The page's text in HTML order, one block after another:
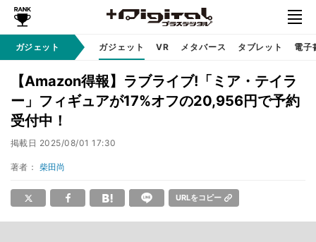
ガジェット ガジェット VR メタバース タブレット 電子
【Amazon得報】ラブライブ!「ミア・テイラ
ー」フィギュアが17%オフの20,956円で予約
受付中！
掲載日 2025/08/01 17:30
著者： 柴田尚
URLをコピー